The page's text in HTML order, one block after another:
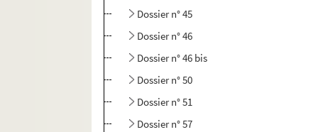
Dossier n° 45
Dossier n° 46
Dossier n° 46 bis
Dossier n° 50
Dossier n° 51
Dossier n° 57